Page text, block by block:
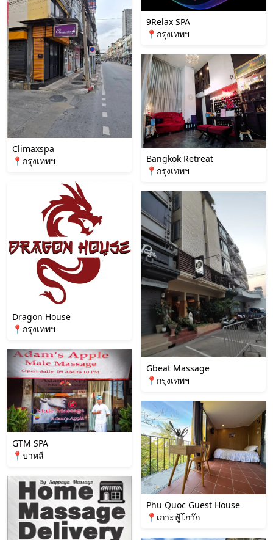
Climaxspa
📍กรุงเทพฯ
Dragon House
📍กรุงเทพฯ
GTM SPA
📍บาหลี
9Relax SPA
📍กรุงเทพฯ
Bangkok Retreat
📍กรุงเทพฯ
Gbeat Massage
📍กรุงเทพฯ
Phu Quoc Guest House
📍เกาะฟู้โกว๊ก